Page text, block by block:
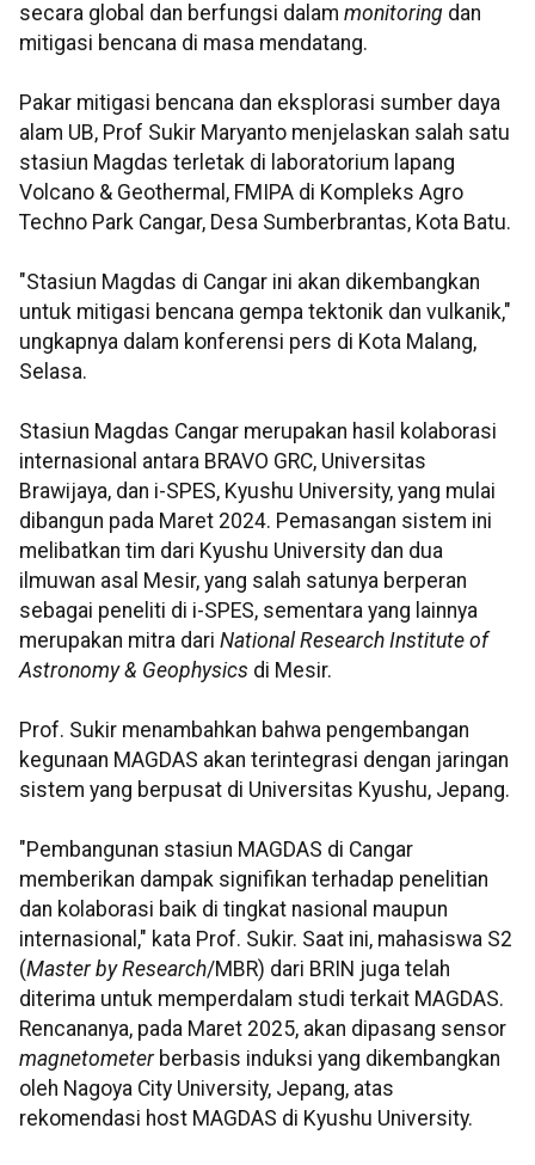
secara global dan berfungsi dalam monitoring dan
mitigasi bencana di masa mendatang.
Pakar mitigasi bencana dan eksplorasi sumber daya
alam UB, Prof Sukir Maryanto menjelaskan salah satu
stasiun Magdas terletak di laboratorium lapang
Volcano & Geothermal, FMIPA di Kompleks Agro
Techno Park Cangar, Desa Sumberbrantas, Kota Batu.
"Stasiun Magdas di Cangar ini akan dikembangkan
untuk mitigasi bencana gempa tektonik dan vulkanik,"
ungkapnya dalam konferensi pers di Kota Malang,
Selasa.
Stasiun Magdas Cangar merupakan hasil kolaborasi
internasional antara BRAVO GRC, Universitas
Brawijaya, dan i-SPES, Kyushu University, yang mulai
dibangun pada Maret 2024. Pemasangan sistem ini
melibatkan tim dari Kyushu University dan dua
ilmuwan asal Mesir, yang salah satunya berperan
sebagai peneliti di i-SPES, sementara yang lainnya
merupakan mitra dari National Research Institute of
Astronomy & Geophysics di Mesir.
Prof. Sukir menambahkan bahwa pengembangan
kegunaan MAGDAS akan terintegrasi dengan jaringan
sistem yang berpusat di Universitas Kyushu, Jepang.
"Pembangunan stasiun MAGDAS di Cangar
memberikan dampak signifikan terhadap penelitian
dan kolaborasi baik di tingkat nasional maupun
internasional," kata Prof. Sukir. Saat ini, mahasiswa S2
(Master by Research/MBR) dari BRIN juga telah
diterima untuk memperdalam studi terkait MAGDAS.
Rencananya, pada Maret 2025, akan dipasang sensor
magnetometerberbasis induksi yang dikembangkan
oleh Nagoya City University, Jepang, atas
rekomendasi host MAGDAS di Kyushu University.